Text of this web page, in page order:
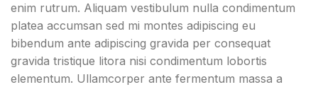
enim rutrum. Aliquam vestibulum nulla condimentum
platea accumsan sed mi montes adipiscing eu
bibendum ante adipiscing gravida per consequat
gravida tristique litora nisi condimentum lobortis
elementum. Ullamcorper ante fermentum massa a